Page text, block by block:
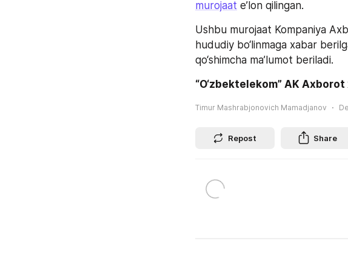
murojaat e’lon qilingan.
Ushbu murojaat Kompaniya
hududiy bo‘linmaga xabar
qo‘shimcha ma’lumot beriladi.
“O‘zbektelekom” AK
Timur Mashrabjonovich Mamadjanov
Repost Share